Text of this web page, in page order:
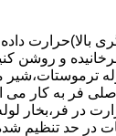
بالا)حرارت
و روشن کنیم
فر به کار می
در
در حد تنظیم